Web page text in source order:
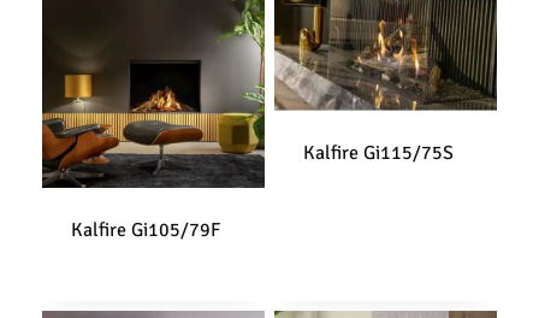
Kalfire Gi105/79F
Kalfire Gi115/75S